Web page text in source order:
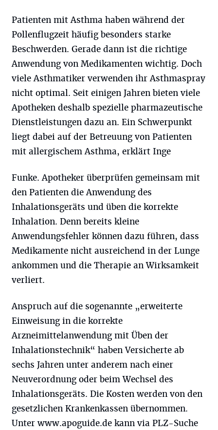
Patienten mit Asthma haben während der
Pollenflugzeit häufig besonders starke
Beschwerden. Gerade dann ist die richtige
Anwendung von Medikamenten wichtig. Doch
viele Asthmatiker verwenden ihr Asthmaspray
nicht optimal. Seit einigen Jahren bieten viele
Apotheken deshalb spezielle pharmazeutische
Dienstleistungen dazu an. Ein Schwerpunkt
liegt dabei auf der Betreuung von Patienten
mit allergischem Asthma, erklärt Inge
Funke. Apotheker überprüfen gemeinsam mit
den Patienten die Anwendung des
Inhalationsgeräts und üben die korrekte
Inhalation. Denn bereits kleine
Anwendungsfehler können dazu führen, dass
Medikamente nicht ausreichend in der Lunge
ankommen und die Therapie an Wirksamkeit
verliert.
Anspruch auf die sogenannte „erweiterte
Einweisung in die korrekte
Arzneimittelanwendung mit Üben der
Inhalationstechnik“ haben Versicherte ab
sechs Jahren unter anderem nach einer
Neuverordnung oder beim Wechsel des
Inhalationsgeräts. Die Kosten werden von den
gesetzlichen Krankenkassen übernommen.
Unter www.apoguide.de kann via PLZ-Suche